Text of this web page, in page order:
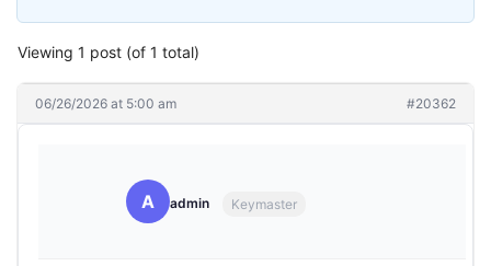
Viewing 1 post (of 1 total)
06/26/2026 at 5:00 am #20362
A admin Keymaster